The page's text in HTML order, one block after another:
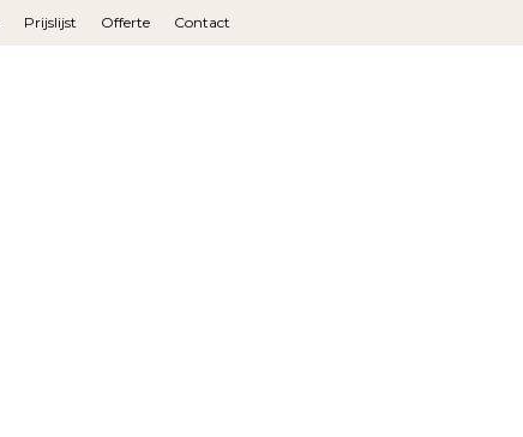
Prijslijst Offerte Contact